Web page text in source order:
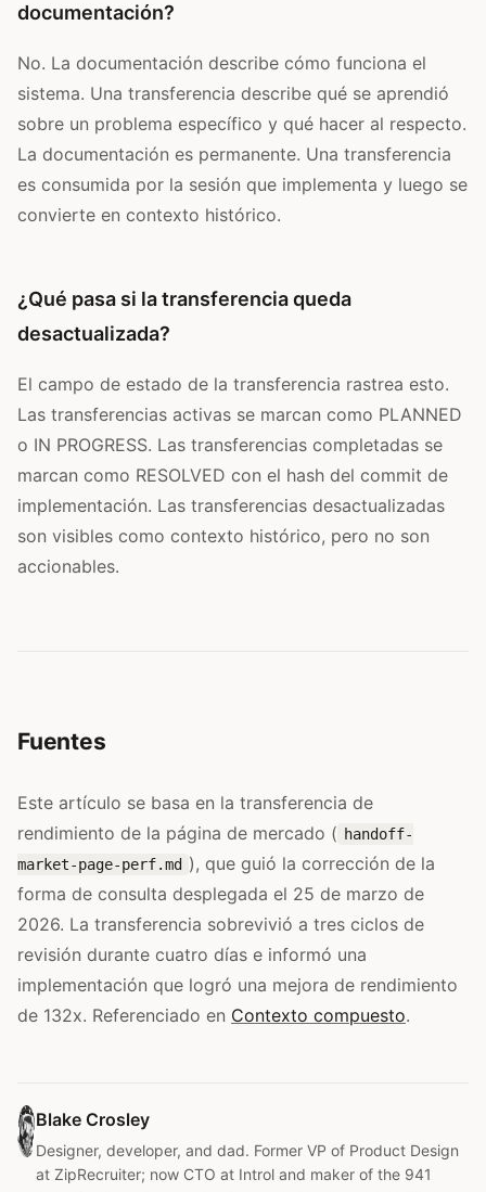
documentación?
No. La documentación describe cómo funciona el
sistema. Una transferencia describe qué se aprendió
sobre un problema específico y qué hacer al respecto.
La documentación es permanente. Una transferencia
es consumida por la sesión que implementa y luego se
convierte en contexto histórico.
¿Qué pasa si la transferencia queda
desactualizada?
El campo de estado de la transferencia rastrea esto.
Las transferencias activas se marcan como PLANNED
o IN PROGRESS. Las transferencias completadas se
marcan como RESOLVED con el hash del commit de
implementación. Las transferencias desactualizadas
son visibles como contexto histórico, pero no son
accionables.
Fuentes
Este artículo se basa en la transferencia de
rendimiento de la página de mercado ( handoff-
market-page-perf.md ), que guió la corrección de la
forma de consulta desplegada el 25 de marzo de
2026. La transferencia sobrevivió a tres ciclos de
revisión durante cuatro días e informó una
implementación que logró una mejora de rendimiento
de 132x. Referenciado en Contexto compuesto.
Blake Crosley
Designer, developer, and dad. Former VP of Product Design
at ZipRecruiter; now CTO at Introl and maker of the 941